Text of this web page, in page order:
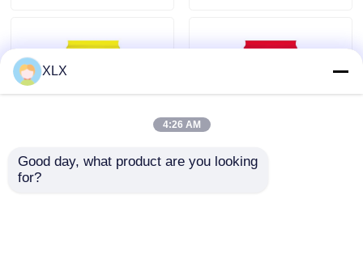
Ácido húmico
Serie común
XLX
4:26 AM
Good day, what product are you looking
for?